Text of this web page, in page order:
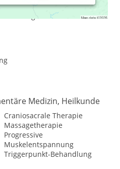
zertifizierten Therapeuten
Anliegen.
Medizin, Heilkunde
Craniosacrale Therapie
Massagetherapie
Progressive
Muskelentspannung
Triggerpunkt-Behandlung